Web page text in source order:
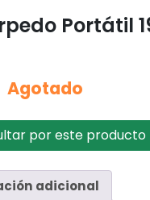
Portátil
Agotado
por este producto
adicional